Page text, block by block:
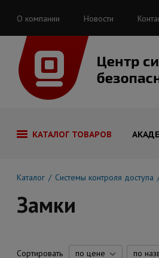
О компании Новости
КАТАЛОГ ТОВАРОВ
Каталог Системы контроля доступа
Замки
Сортировать по цене по